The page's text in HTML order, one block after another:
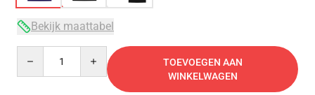
Bekijk maattabel
TOEVOEGEN AAN
WINKELWAGEN